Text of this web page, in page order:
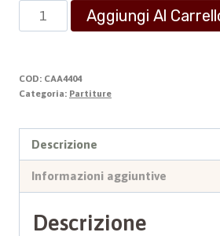
Acclamate
al
quantità
Aggiungi Al
COD: CAA4404
Categoria: Partiture
Descrizione
Informazioni aggiuntive
Descrizione